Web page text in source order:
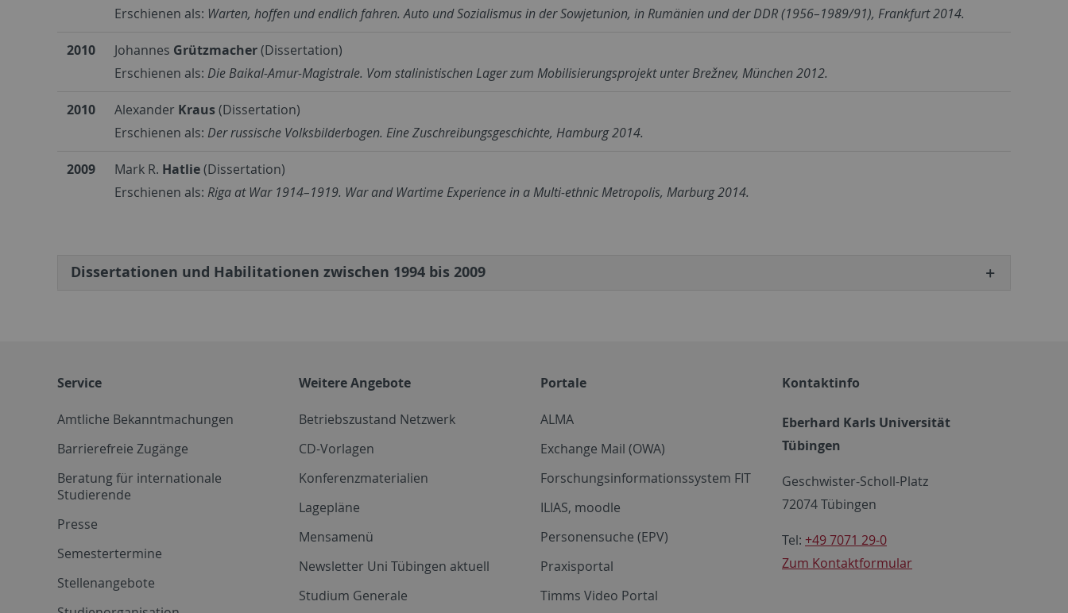
Erschienen als: Warten, hoffen und endlich fahren. Auto und Sozialismus in der Sowjetunion, in Rumänien und der DDR (1956–1989/91), Frankfurt 2014.
2010 Johannes Grützmacher(Dissertation)
Erschienen als: Die Baikal-Amur-Magistrale. Vom stalinistischen Lager zum Mobilisierungsprojekt unter Brežnev, München 2012.
2010 Alexander Kraus(Dissertation)
Erschienen als: Der russische Volksbilderbogen. Eine Zuschreibungsgeschichte, Hamburg 2014.
2009 Mark R. Hatlie(Dissertation)
Erschienen als: Riga at War 1914–1919. War and Wartime Experience in a Multi-ethnic Metropolis, Marburg 2014.
Dissertationen und Habilitationen zwischen 1994 bis 2009
Service
Amtliche Bekanntmachungen
Barrierefreie Zugänge
Beratung für internationale
Studierende
Presse
Semestertermine
Stellenangebote
Weitere Angebote
Betriebszustand Netzwerk
CD-Vorlagen
Konferenzmaterialien
Lagepläne
Mensamenü
Newsletter Uni Tübingen aktuell
Studium Generale
Portale
ALMA
Exchange Mail (OWA)
Forschungsinformationssystem FIT
ILIAS, moodle
Personensuche (EPV)
Praxisportal
Timms Video Portal
Kontaktinfo
Eberhard Karls Universität
Tübingen
Geschwister-Scholl-Platz
72074 Tübingen
Tel: +49 7071 29-0
Zum Kontaktformular